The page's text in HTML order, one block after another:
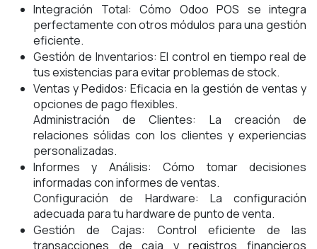
Integración Total: Cómo Odoo POS se integra
perfectamente con otros módulos para una gestión
eficiente.
Gestión de Inventarios: El control en tiempo real de
tus existencias para evitar problemas de stock.
Ventas y Pedidos: Eficacia en la gestión de ventas y
opciones de pago flexibles.
Administración de Clientes: La creación de
relaciones sólidas con los clientes y experiencias
personalizadas.
Informes y Análisis: Cómo tomar decisiones
informadas con informes de ventas.
Configuración de Hardware: La configuración
adecuada para tu hardware de punto de venta.
Gestión de Cajas: Control eficiente de las
transacciones de caja y registros financieros